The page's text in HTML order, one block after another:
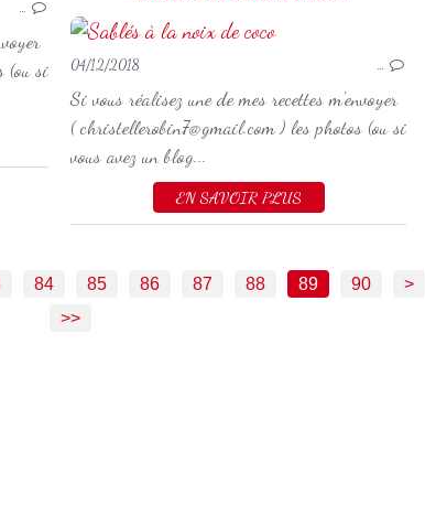
…
(ou si
04/12/2018 …
Si vous réalisez une de mes recettes m'envoyer
( christellerobin7@gmail.com ) les photos (ou si
vous avez un blog...
EN SAVOIR PLUS
84 85 86 87 88 89 90 100
200
>
>>